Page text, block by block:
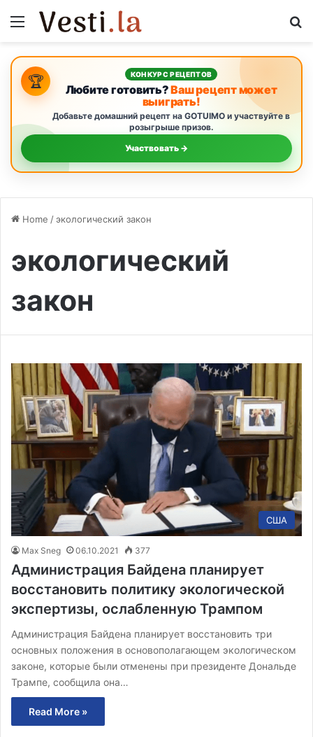
Menu
🏆 КОНКУРС РЕЦЕПТОВ
Любите готовить?Ваш рецепт может
выиграть!
Добавьте домашний рецепт на GOTUIMO и участвуйте в
розыгрыше призов.
Участвовать →
Home /экологический закон
экологический
закон
США
Max Sneg 06.10.2021 377
Администрация Байдена планирует
восстановить политику экологической
экспертизы, ослабленную Трампом
Администрация Байдена планирует восстановить три
основных положения в основополагающем экологическом
законе, которые были отменены при президенте Дональде
Трампе, сообщила она…
Read More »